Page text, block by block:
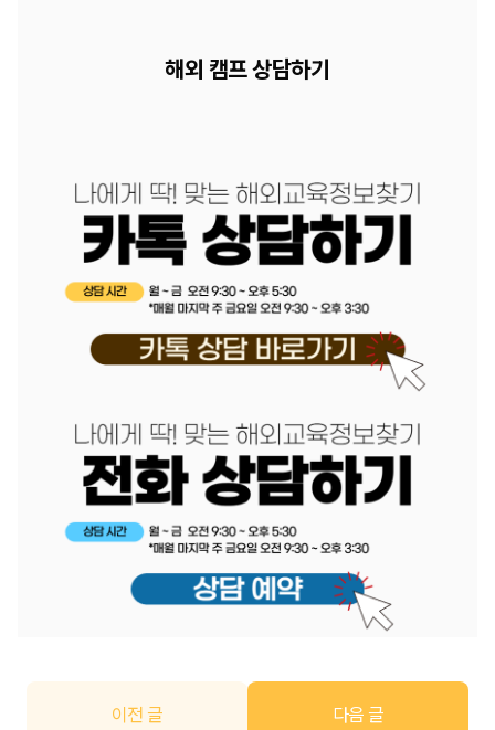
해외 캠프 상담하기
이전 글 다음 글